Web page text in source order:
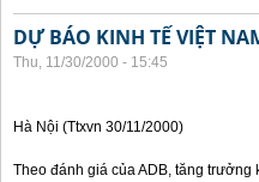
DỰ BÁO KINH TẾ VIỆT
Thu, 11/30/2000 - 15:45
Hà Nội (Ttxvn 30/11/2000)
Theo đánh giá của ADB, tăng trưởng